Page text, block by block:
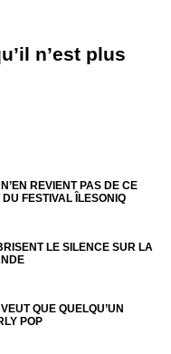
n’est plus
REVIENT PAS DE CE
FESTIVAL ÎLESONIQ
LE SILENCE SUR LA
QUE QUELQU’UN
POP